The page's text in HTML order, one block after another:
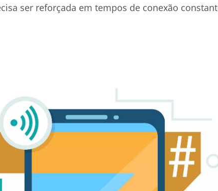
ser reforçada em tempos de conexão